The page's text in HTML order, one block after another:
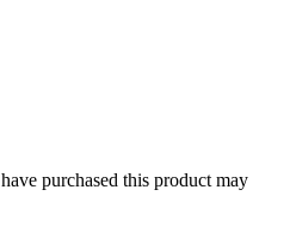
purchased this product may